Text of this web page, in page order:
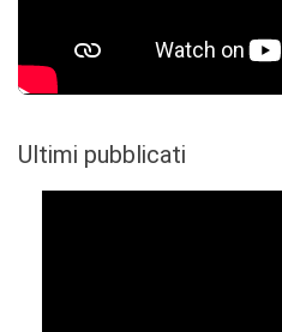
Ultimi pubblicati